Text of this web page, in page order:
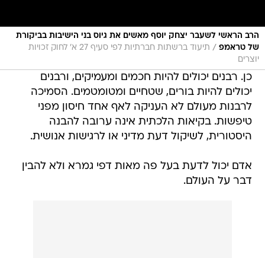
הרב הראשי לשעבר יצחק יוסף מאשים את גיוס בני הישיבות בביקורת
של טראמפ /
תיעוד ברשתות חברתיות לפי סעיף 27 א' לחוק זכויות
יוצרים
כן. רבנים יכולים להיות חכמים ומעמיקים, ורבנים
יכולים להיות בורים, שטחיים ומטומטמים. הסמיכה
לרבנות מעולם לא העניקה לאף אחד חיסון מפני
טיפשות. בקיאות הלכתית אינה ערובה להבנה
היסטורית, לשיקול דעת מדיני או לרגישות אנושית.
אדם יכול לדעת בעל פה מאות דפי גמרא ולא להבין
דבר על העולם.